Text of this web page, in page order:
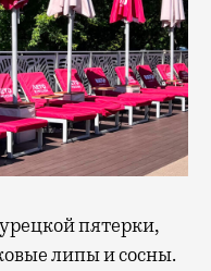
пятерки,
липы и сосны.